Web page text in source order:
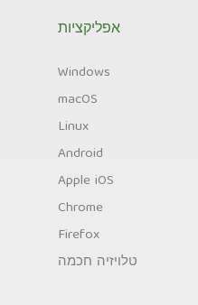
אפליקציות
Windows
macOS
Linux
Android
Apple iOS
Chrome
Firefox
טלויזיה חכמה